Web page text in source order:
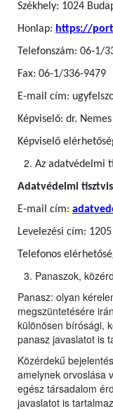
Székhely: 1024
Honlap: https://
Telefonszám: 06-1/
Fax: 06-1/336-9479
E-mail cím:
Képviselő: dr.
Képviselő
Az adatvédelmi
Adatvédelmi
E-mail cím:
Levelezési cím:
Telefonos
Panaszok,
Panasz: olyan
megszüntetésére
különösen bírósági,
panasz javaslatot is
Közérdekű
amelynek orvoslása
egész társadalom
javaslatot is